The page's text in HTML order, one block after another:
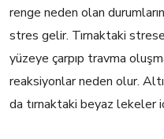
renge neden olan
stres gelir. Tırnaktaki
yüzeye çarpıp travma
reaksiyonlar neden olur.
da tırnaktaki beyaz lekeler